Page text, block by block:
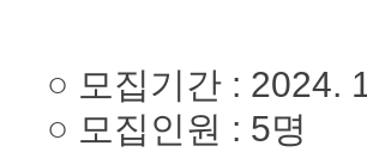
○ 모집기간 : 2024.
○ 모집인원 : 5명